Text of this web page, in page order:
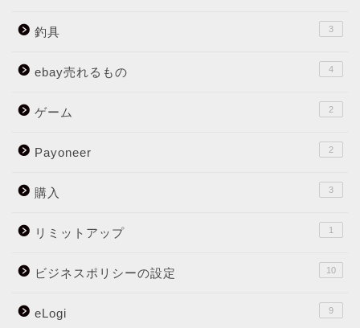
釣具 3
ebay売れるもの 4
ゲーム 2
Payoneer 2
購入 3
リミットアップ 1
ビジネスポリシーの設定 10
eLogi 9